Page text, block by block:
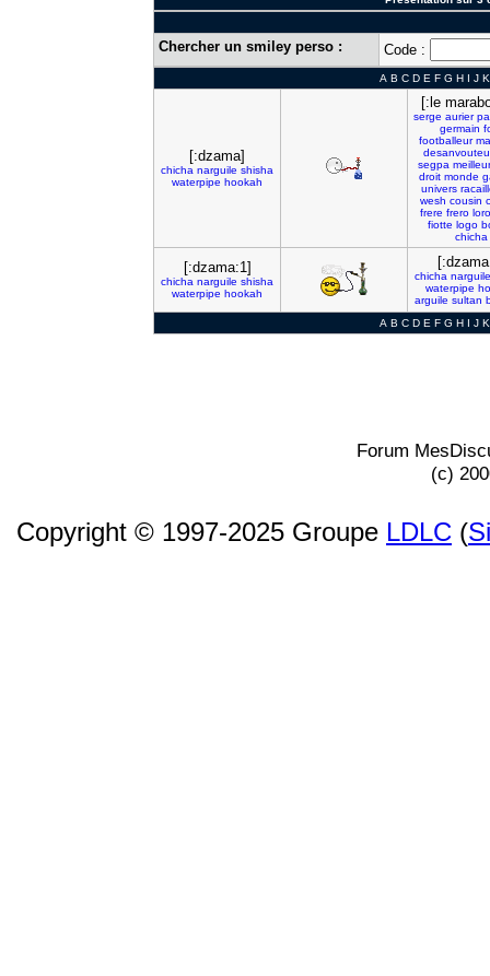
Chercher un smiley perso : Code :
A B C D E F G H I J K
[:dzama]
chicha narguile shisha
waterpipe hookah
[:le
serge aurier
germain
footballeur
segpa meilleur
droit monde
univers
wesh cousin
frere frero
fiotte logo
chicha
[:dzama:1]
chicha narguile shisha
waterpipe hookah
chicha narguile
waterpipe
arguile sultan
A B C D E F G H I J K
Forum
(c)
Copyright © 1997-2025 Groupe LDLC (